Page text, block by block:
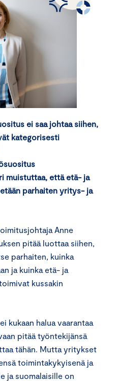
ei saa johtaa siihen,
kategorisesti
muistuttaa, että etä- ja
parhaiten yritys- ja
Anne
pitää luottaa siihen,
parhaiten, kuinka
ja kuinka etä- ja
kussakin
kukaan halua vaarantaa
pitää työntekijänsä
tähän. Mutta yritykset
toimintakykyisenä ja
ja suomalaisille on